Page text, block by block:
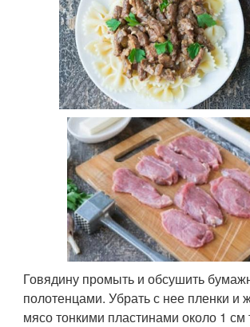
Говядину промыть и обсушить
полотенцами. Убрать с нее пленки и
мясо тонкими пластинами около 1